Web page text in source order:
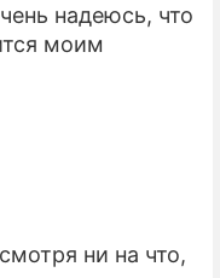
надеюсь, что
моим
ни на что,